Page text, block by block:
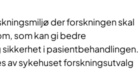
der forskningen skal
som kan gi bedre
i pasientbehandlingen.
av sykehuset forskningsutvalg